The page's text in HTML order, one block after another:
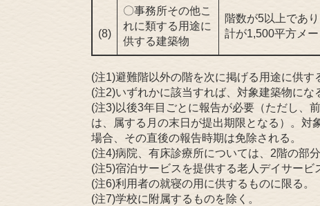
(8)
〇事務所その他こ
れに類する用途に
供する建築物
階数が5以上であ
計が1,500平方メ
(注1)避難階以外の階を次に掲げる用途に供す
(注2)いずれかに該当すれば、対象建築物にな
(注3)以後3年目ごとに報告が必要（ただし、
は、属する月の末日が提出期限となる）。対
場合、その直後の報告時期は免除される。
(注4)病院、有床診療所については、2階の部
(注5)宿泊サービスを提供する老人デイサービ
(注6)利用者の就寝の用に供するものに限る。
(注7)学校に附属するものを除く。